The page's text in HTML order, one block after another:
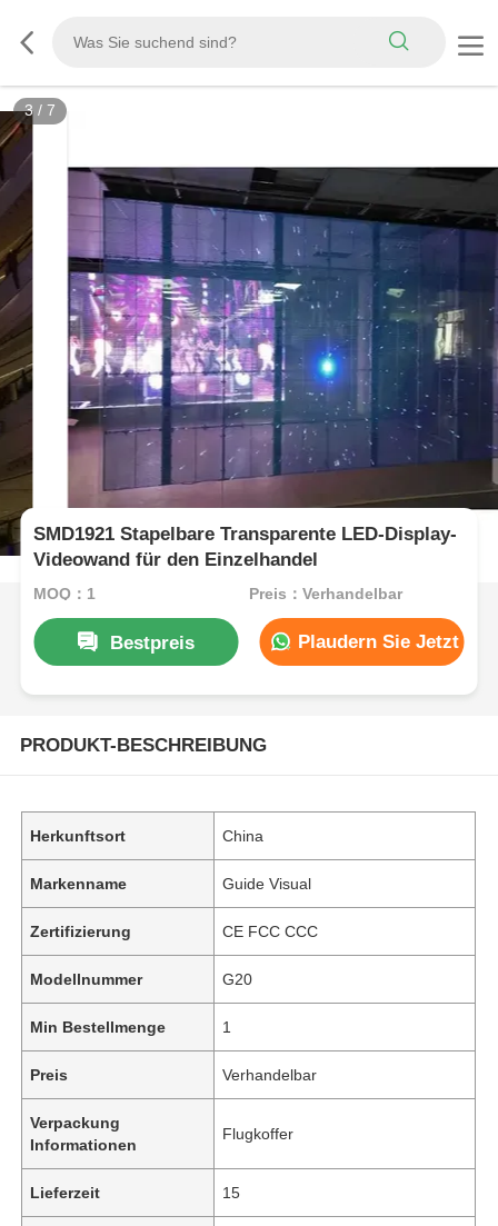
3/ 7
SMD1921 Stapelbare Transparente LED-Display-
Videowand für den Einzelhandel
MOQ：1 Preis：Verhandelbar
Bestpreis Plaudern Sie Jetzt
PRODUKT-BESCHREIBUNG
Herkunftsort China
Markenname Guide Visual
Zertifizierung CE FCC CCC
Modellnummer G20
Min Bestellmenge 1
Preis Verhandelbar
Verpackung
Informationen
Flugkoffer
Lieferzeit 15